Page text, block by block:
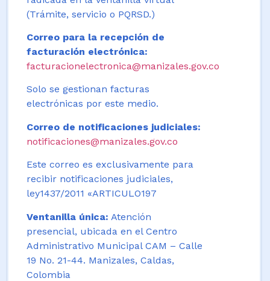
(Trámite, servicio o PQRSD.)
Correo para la recepción de
facturación electrónica:
facturacionelectronica@manizales.gov.co
Solo se gestionan facturas
electrónicas por este medio.
Correo de notificaciones judiciales:
notificaciones@manizales.gov.co
Este correo es exclusivamente para
recibir notificaciones judiciales,
ley1437/2011 «ARTICULO197
Ventanilla única: Atención
presencial, ubicada en el Centro
Administrativo Municipal CAM – Calle
19 No. 21-44. Manizales, Caldas,
Colombia